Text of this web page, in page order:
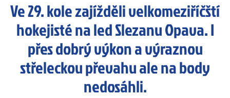
Ve 29. kole zajížděli velkomeziříčští
hokejisté na led Slezanu Opava. I
přes dobrý výkon a výraznou
střeleckou převahu ale na body
nedosáhli.